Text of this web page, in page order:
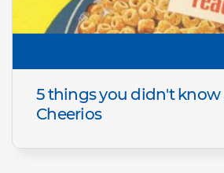
5 things you didn't
Cheerios